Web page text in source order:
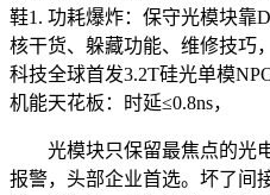
鞋1. 功耗爆炸：保守光模块靠
核干货、躲藏功能、维修技巧
科技全球首发3.2T硅光单模
机能天花板：时延≤0.8ns，
光模块只保留最焦点的光
报警，头部企业首选。坏了间